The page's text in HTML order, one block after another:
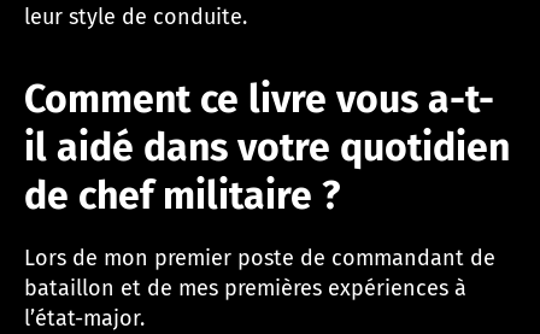
leur style de conduite.
Comment ce livre vous a-t-
il aidé dans votre quotidien
de chef militaire ?
Lors de mon premier poste de commandant de
bataillon et de mes premières expériences à
l’état-major.